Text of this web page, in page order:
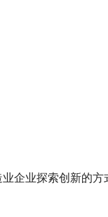
企业探索创新的方